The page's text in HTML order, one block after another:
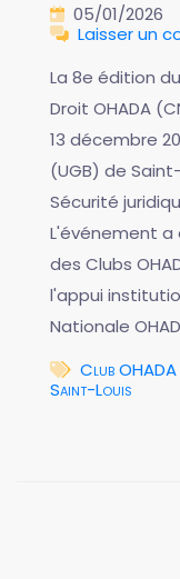
05/01/2026
Laisser un
La 8e édition
Droit OHADA
13 décembre
(UGB) de
Sécurité
L'événement a
des Clubs
l'appui
Nationale
Club OHADA
Saint-Louis